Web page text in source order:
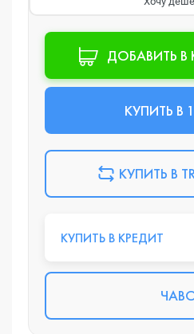
ДОБАВИТЬ В
КУПИТЬ В
КУПИТЬ В
КУПИТЬ В КРЕДИТ